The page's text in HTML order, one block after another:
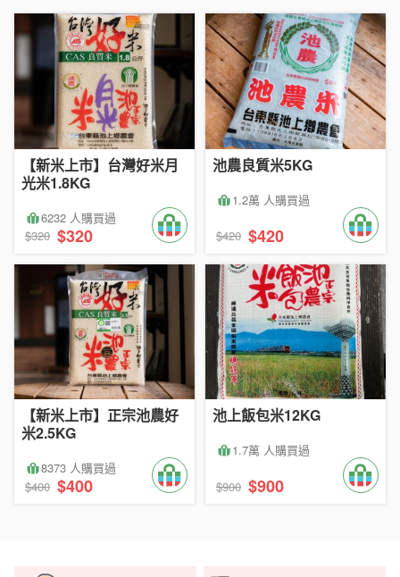
【新米上市】台灣好米月
光米1.8KG
6232 人購買過
$320 $320
池農良質米5KG
1.2萬 人購買過
$420 $420
【新米上市】正宗池農好
米2.5KG
8373 人購買過
$400 $400
池上飯包米12KG
1.7萬 人購買過
$900 $900